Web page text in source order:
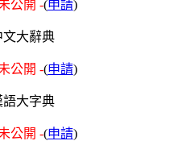
公開 -(申請)
文大辭典
公開 -(申請)
語大字典
公開 -(申請)